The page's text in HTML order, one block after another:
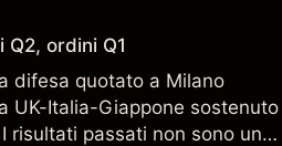
ordini Q1
difesa quotato a Milano
UK-Italia-Giappone sostenuto
risultati passati non sono un